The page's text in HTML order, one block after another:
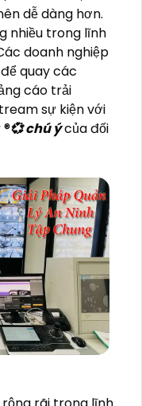
dễ dàng hơn.
nhiều trong lĩnh
doanh nghiệp
quay các
cáo trải
sự kiện với
💞 chú ýcủa đối